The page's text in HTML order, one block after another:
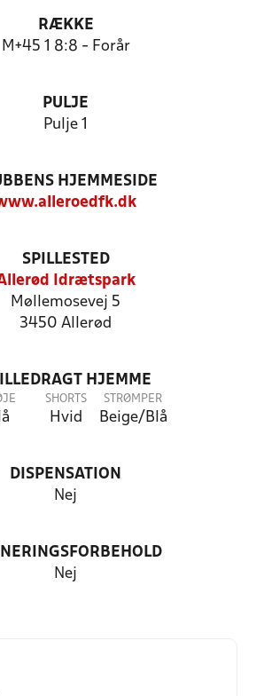
RÆKKE
M+45 1 8:8 - Forår
PULJE
Pulje 1
HJEMMESIDE
SPILLESTED
Idrætspark
Møllemosevej 5
3450 Allerød
HJEMME
SHORTS
Hvid
STRØMPER
Beige/Blå
DISPENSATION
Nej
Nej